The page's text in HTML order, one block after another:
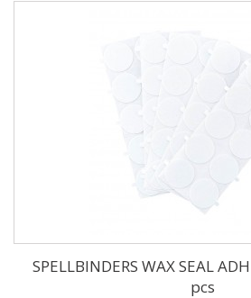
SPELLBINDERS WAX SEAL
pcs